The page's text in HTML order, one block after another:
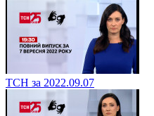
ТСН за 2022.09.07